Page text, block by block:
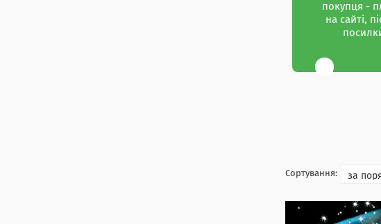
покупця -
на сайті,